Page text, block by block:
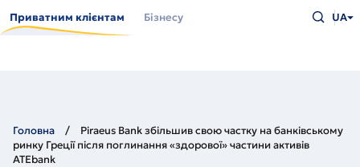
до
основного
Приватним клієнтам Бізнесу
що
UA
Головна
Piraeus Bank збільшив свою частку на банківському
ринку Греції після поглинання «здорової» частини активів
ATEbank